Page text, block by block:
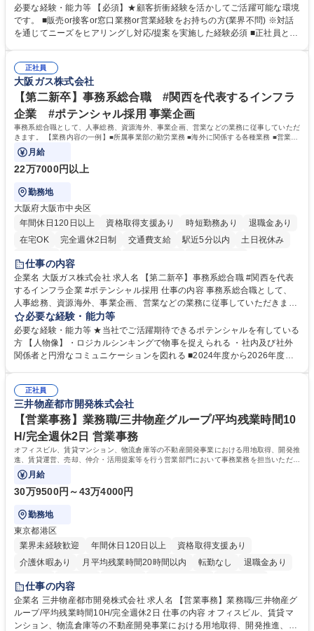
ーション、お客様対応 ■窓口にて、ご来店された個人のお客様に対して金
融商品のご提案 ■効率的な事務運用の検討・構築等 ≪業務紹介：ご応募前
に必ずご覧ください≫ ※記事 https://www.mysite.bk.mufg.jp/career/circle/
必要な経験・能力等 【必須】★顧客折衝経験を活かしてご活躍可能な環境
です。 ■販売or接客or窓口業務or営業経験をお持ちの方(業界不問) ※対話
を通じてニーズをヒアリングし対応/提案を実施した経験必須 ■正社員とし
るので安心して入行いただけます。 幅広いキャリアの選択肢があり、公募
や社内副業等を活用し、 一人ひとりが挑戦できるカルチャーが浸透してい
ます。 学歴・資格 学歴：大学院 大学 高専 短大 専修学校 高校 語学力：
資格：
正社員
大阪ガス株式会社
【第二新卒】事務系総合職 #関西を代表するインフラ
企業 #ポテンシャル採用 事業企画
事務系総合職として、人事総務、資源海外、事業企画、営業などの業務に従事していただ
きます。 【業務内容の一例】■所属事業部の勤労業務 ■海外に関係する各種業務 ■営業部
門の企画スタッフ、ルート営業
月給
22万7000円以上
勤務地
大阪府大阪市中央区
年間休日120日以上
資格取得支援あり 時短勤務あり
退職金あり
在宅OK
完全週休2日制 交通費支給 駅近5分以内
土日祝休み
服装自由
第二新卒歓迎
仕事の内容
企業名 大阪ガス株式会社 求人名 【第二新卒】事務系総合職 #関西を代表
するインフラ企業 #ポテンシャル採用 仕事の内容 事務系総合職として、
人事総務、資源海外、事業企画、営業などの業務に従事していただきま
す。 【業務内容の一例】■所属事業部の勤労業務 ■海外に関係する各種業
務 ■営業部門の企画スタッフ、ルート営業 【キャリアパス】入社後の配属
ポジションで一定期間ご活躍頂いた後、本人の適性及び将来のキャリアを
鑑みてジョブローテーションを行います。 【育成】OJTでの現場育成や研
表するインフラ企業 #ポテンシャル採用
必要な経験・能力等
必要な経験・能力等 ★当社でご活躍期待できるポテンシャルを有している
方 【人物像】・ロジカルシンキングで物事を捉えられる ・社内及び社外
関係者と円滑なコミュニケーションを図れる ■2024年度から2026年度ま
72.html ■エネルギーセキュリティの不安定化や気候変動による自然災害の
甚大化など、これまで以上に社会課題解決の重要性が高まっています。
「未来の日常」の創造に向けて持続可能な社会の実現に貢献してまいりま
す。 学歴・資格 学歴：大学院 大学 語学力： 資格：
正社員
三井物産都市開発株式会社
【営業事務】業務職/三井物産グループ/平均残業時間10
H/完全週休2日 営業事務
オフィスビル、賃貸マンション、物流倉庫等の不動産開発事業における用地取得、開発推
進、賃貸運営、売却、仲介・活用提案等を行う営業部門において事務業務を担当いただき
ます。
月給
30万9500円～43万4000円
勤務地
東京都港区
業界未経験歓迎
年間休日120日以上
資格取得支援あり
介護休暇あり
月平均残業時間20時間以内 転勤なし
退職金あり
在宅OK
賞与あり
駅近5分以内
土日祝休み 寮・社宅あり
仕事の内容
企業名 三井物産都市開発株式会社 求人名 【営業事務】業務職/三井物産グ
ループ/平均残業時間10H/完全週休2日 仕事の内容 オフィスビル、賃貸マ
ンション、物流倉庫等の不動産開発事業における用地取得、開発推進、賃